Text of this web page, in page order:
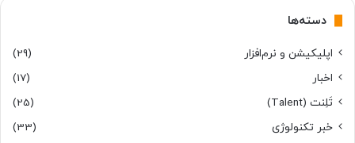
دسته‌ها
اپلیکیشن و نرم‌افزار
(29)
اخبار
(17)
تَلِنت (Talent)
(25)
خبر تکنولوژی
(33)